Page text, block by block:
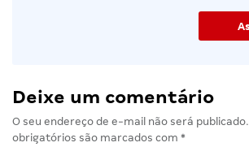
Deixe um comentário
O seu endereço de e-mail não será publicado.
obrigatórios são marcados com *